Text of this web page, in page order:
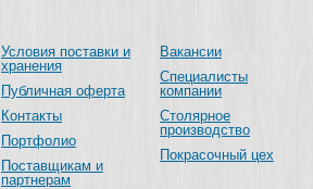
Условия поставки и
хранения
Публичная оферта
Контакты
Портфолио
Поставщикам и
партнерам
Вакансии
Специалисты
компании
Столярное
производство
Покрасочный цех